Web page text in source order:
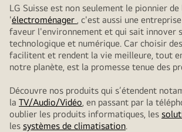
LG Suisse est non seulement le pionnier de
'électroménager , c'est aussi une
faveur l'environnement et qui sait innover
technologique et numérique. Car choisir
facilitent et rendent la vie meilleure, tout
notre planète, est la promesse tenue des
Découvre nos produits qui s’étendent
la TV/Audio/Vidéo, en passant par la
oublier les produits informatiques, les
les systèmes de climatisation.